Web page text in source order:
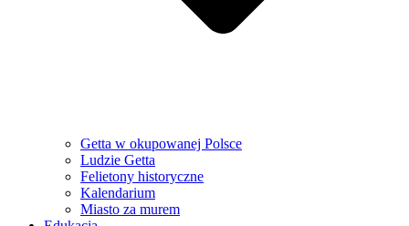
Getta w okupowanej Polsce
Ludzie Getta
Felietony historyczne
Kalendarium
Miasto za murem